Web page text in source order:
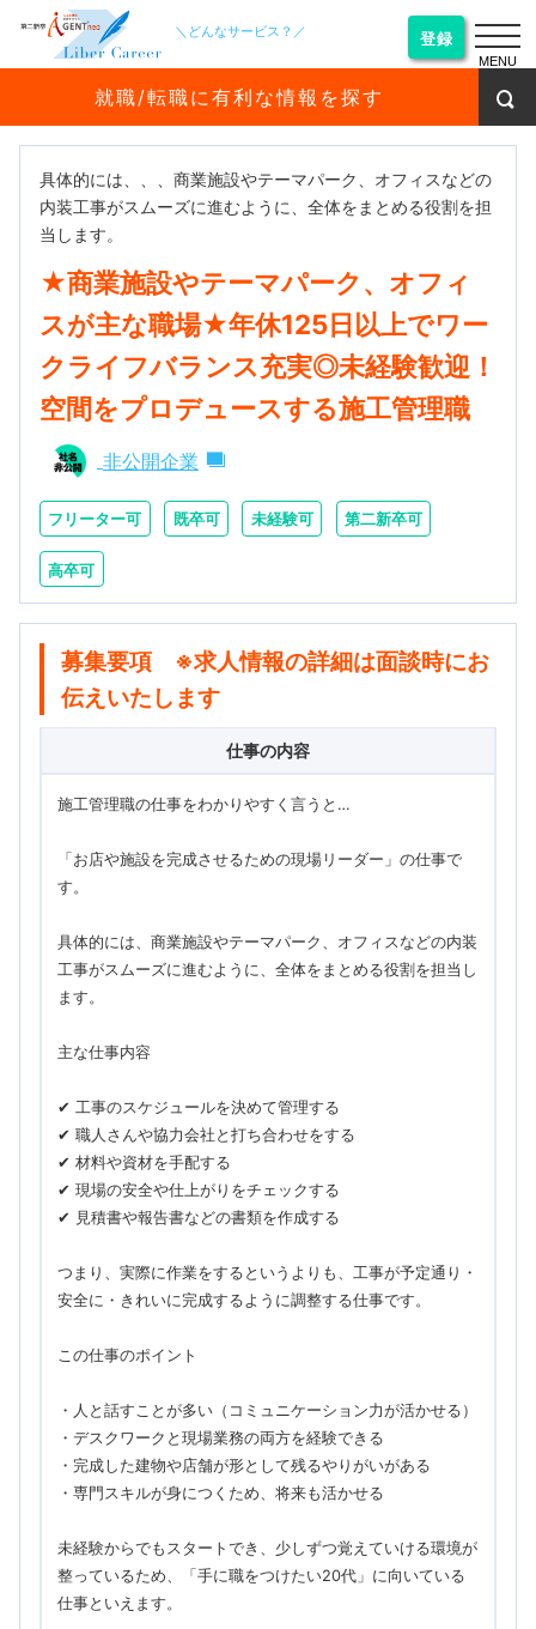
＼どんなサービス？／ 登録
就職/転職に有利な情報を探す
具体的には、、、商業施設やテーマパーク、オフィスなどの
内装工事がスムーズに進むように、全体をまとめる役割を担
当します。
★商業施設やテーマパーク、オフィ
スが主な職場★年休125日以上でワー
クライフバランス充実◎未経験歓迎！
空間をプロデュースする施工管理職
非公開企業
フリーター可 既卒可 未経験可 第二新卒可
高卒可
募集要項 ※求人情報の詳細は面談時にお
伝えいたします
仕事の内容
施工管理職の仕事をわかりやすく言うと…
「お店や施設を完成させるための現場リーダー」の仕事で
す。
具体的には、商業施設やテーマパーク、オフィスなどの内装
工事がスムーズに進むように、全体をまとめる役割を担当し
ます。
主な仕事内容
✔ 工事のスケジュールを決めて管理する
✔ 職人さんや協力会社と打ち合わせをする
✔ 材料や資材を手配する
✔ 現場の安全や仕上がりをチェックする
✔ 見積書や報告書などの書類を作成する
つまり、実際に作業をするというよりも、工事が予定通り・
安全に・きれいに完成するように調整する仕事です。
この仕事のポイント
・人と話すことが多い（コミュニケーション力が活かせる）
・デスクワークと現場業務の両方を経験できる
・完成した建物や店舗が形として残るやりがいがある
・専門スキルが身につくため、将来も活かせる
未経験からでもスタートでき、少しずつ覚えていける環境が
整っているため、「手に職をつけたい20代」に向いている
仕事といえます。
MENU